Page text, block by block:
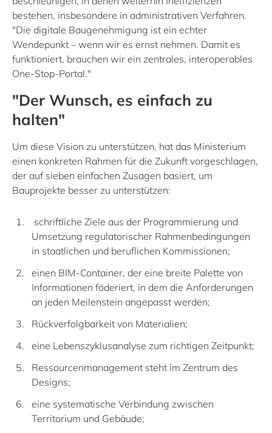
bestehen, insbesondere in administrativen Verfahren.
"Die digitale Baugenehmigung ist ein echter
Wendepunkt – wenn wir es ernst nehmen. Damit es
funktioniert, brauchen wir ein zentrales, interoperables
One-Stop-Portal."
"Der Wunsch, es einfach zu
halten"
Um diese Vision zu unterstützen, hat das Ministerium
einen konkreten Rahmen für die Zukunft vorgeschlagen,
der auf sieben einfachen Zusagen basiert, um
Bauprojekte besser zu unterstützen:
schriftliche Ziele aus der Programmierung und
Umsetzung regulatorischer Rahmenbedingungen
in staatlichen und beruflichen Kommissionen;
einen BIM-Container, der eine breite Palette von
Informationen föderiert, in dem die Anforderungen
an jeden Meilenstein angepasst werden;
Rückverfolgbarkeit von Materialien;
eine Lebenszyklusanalyse zum richtigen Zeitpunkt;
Ressourcenmanagement steht im Zentrum des
Designs;
eine systematische Verbindung zwischen
Territorium und Gebäude;